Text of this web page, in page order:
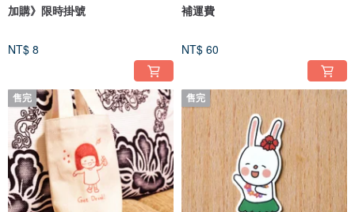
加購》限時掛號
NT$ 8
補運費
NT$ 60
售完 售完